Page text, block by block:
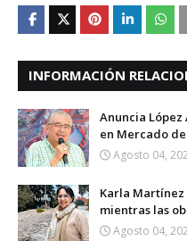
INFORMACIÓN
Anuncia
en Mercado
Agosto 04,
Karla
mientras las
Agosto 04,